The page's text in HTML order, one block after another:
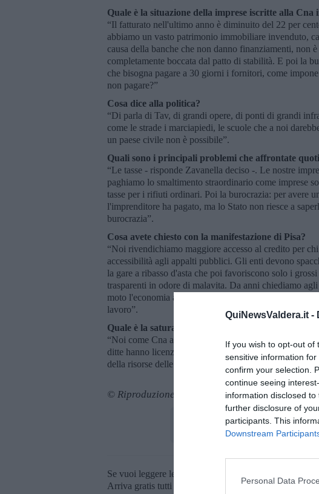
QuiNewsValdera.it -
If you wish to opt-out of
sensitive information
confirm your selection.
continue seeing
information disclosed
further disclosure of
participants. This
Downstream
Personal Data
Quale è la situazione della imprese iscritte alla Cna
“Il fatturato nell'ultimo anno è diminuito del 22 per
abbiamo un vasto patrimonio immobiliare invenduto,
causa della banche che non danno finanziamenti, non
completamente boccata dal patto di stabilità. E poi la
che bisogna pagare a 30 giorni i fornitori, come
non pagare?”
Cosa dice alla politica?
“Di parla di Tav, di grandi opere, di ponti di grandi
come le strade i marciapiedi, le scuole che a noi
un paese civile non è possibile”.
Quali sono i principali problemi che affrontate
“Le tasse - risponde Zavanella deciso -. Le nostre
paghiamo lo smaltimento straordinario come imprese
tasse per i rifiuti ordinari. Poi la burocrazia: per avere
l'imprenditore ha pagato, ma lo Stato non riesce a
burocrazia”.
Cosa avete chiesto con la manifestazione di Pisa?
“Noi rivendichiamo maggiore accesso al credito per
accessibilità agli appalti pubblici. Gli enti devono
la gare a ribasso d'asta che poi favoriscono solo i
trasparenti in odore di malavita. Da anni chiediamo
moto l'economia attraverso la relazione di opere
lavoro”.
Quale è la saturazione occupazionale del settore
“Noi come Cna abbiamo visto in tre anni diminuire il
ditte hanno licenziato solo il 15 per cento dei
della risorse delle aziende. Cosa dobbiamo fare di più?"
© Riproduzione riservata
Se vuoi leggere le notizie principali della Toscana
Arriva gratis tutti i giorni alle 20:00 direttamente nella